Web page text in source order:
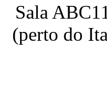
Sala
(perto do